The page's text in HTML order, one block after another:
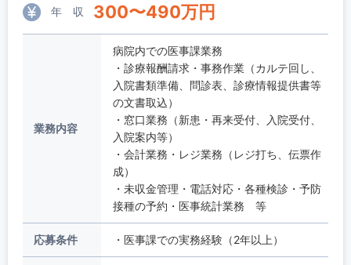
年 収 300〜490万円
業務内容
病院内での医事課業務
・診療報酬請求・事務作業（カルテ回し、
入院書類準備、問診表、診療情報提供書等
の文書取込）
・窓口業務（新患・再来受付、入院受付、
入院案内等）
・会計業務・レジ業務（レジ打ち、伝票作
成）
・未収金管理・電話対応・各種検診・予防
接種の予約・医事統計業務 等
応募条件 ・医事課での実務経験（2年以上）